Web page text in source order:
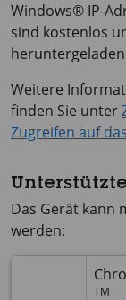
Windows® IP-
sind kostenlos
Weitere
finden Sie unter
Zugreifen auf
Das Gerät kann
werden:
TM